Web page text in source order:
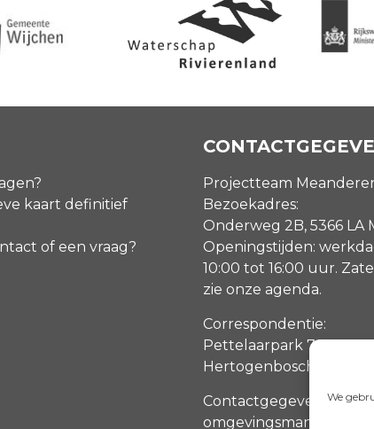
We
kaart definitief
of een vraag?
Projectteam
Bezoekadres:
Onderweg 2B, 5366 LA
Openingstijden:
10:00 tot 16:00 uur.
zie onze agenda.
Correspondentie:
Pettelaarpark 70, 5216
Hertogenbosch
Contactgegevens
omgevingsmanagers